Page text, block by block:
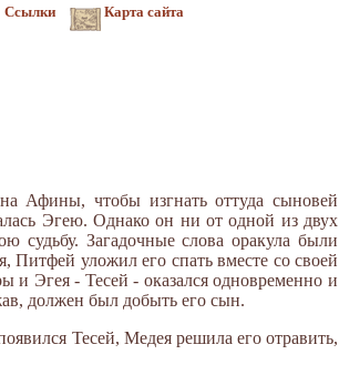
Ссылки Карта сайта
Афины, чтобы изгнать оттуда сыновей
Эгею. Однако он ни от одной из двух
судьбу. Загадочные слова оракула были
Питфей уложил его спать вместе со своей
Эгея - Тесей - оказался одновременно и
должен был добыть его сын.
Тесей, Медея решила его отравить,